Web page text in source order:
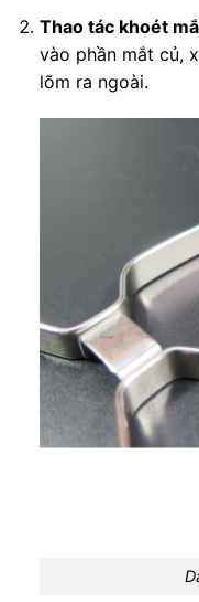
Thao tác khoét
vào phần mắt củ,
lõm ra ngoài.